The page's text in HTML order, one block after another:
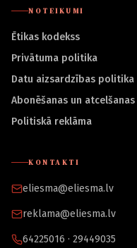
NOTEIKUMI
Ētikas kodekss
Privātuma politika
Datu aizsardzības politika
Abonēšanas un
Politiskā reklāma
KONTAKTI
eliesma@eliesma.lv
reklama@eliesma.lv
64225016 · 29449035